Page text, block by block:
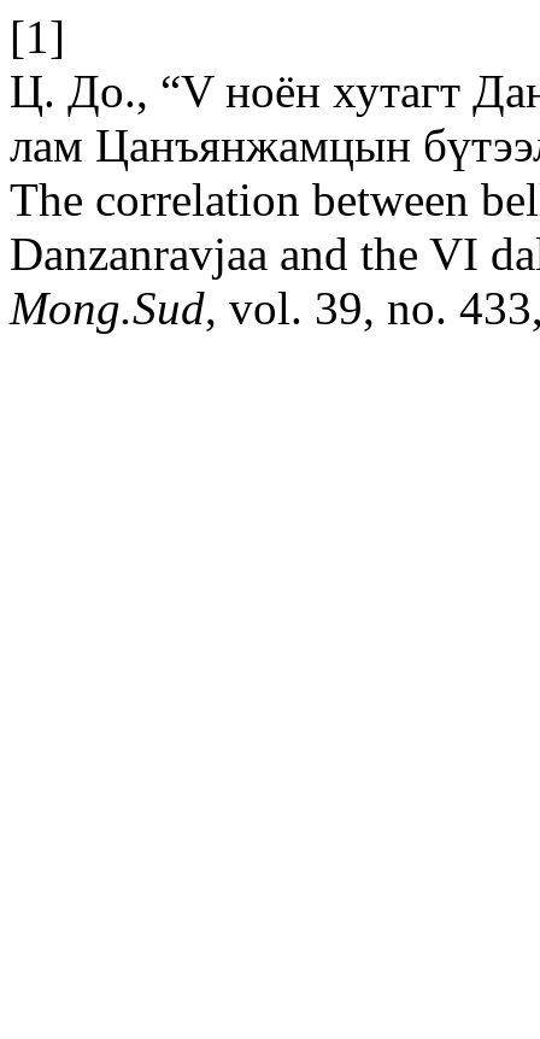
[1]
Ц. До., “V ноён хутагт
лам Цанъянжамцын
The correlation between
Danzanravjaa and the VI
Mong.Sud, vol. 39, no.